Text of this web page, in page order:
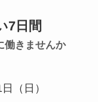
7日間
働きませんか
（日）